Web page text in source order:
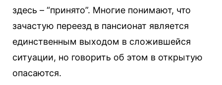
здесь – “принято”. Многие понимают, что
зачастую переезд в пансионат является
единственным выходом в сложившейся
ситуации, но говорить об этом в открытую
опасаются.